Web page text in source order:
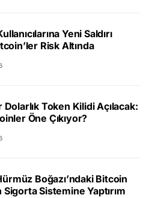
Yeni Saldırı
Risk Altında
Dolarlık Token Kilidi Açılacak:
Öne Çıkıyor?
Boğazı’ndaki Bitcoin
Sigorta Sistemine Yaptırım